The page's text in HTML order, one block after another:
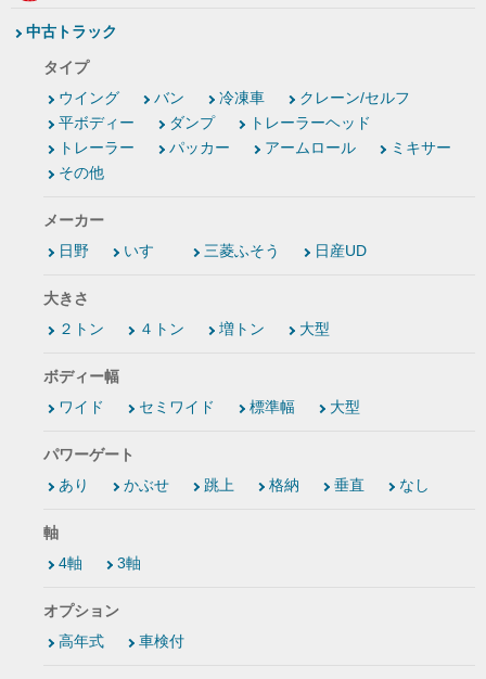
中古トラック
タイプ
ウイング
バン 冷凍車
クレーン/セルフ
平ボディー
ダンプ
トレーラーヘッド
トレーラー
パッカー アームロール
ミキサー
その他
メーカー
日野
いすゞ 三菱ふそう 日産UD
大きさ
２トン
４トン 増トン 大型
ボディー幅
ワイド
セミワイド 標準幅 大型
パワーゲート
あり
かぶせ 跳上 格納 垂直 なし
軸
4軸
3軸
オプション
高年式
車検付